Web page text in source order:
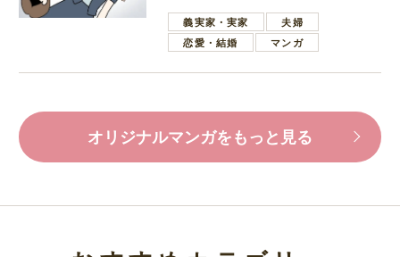
葉で励ます夫
義実家・実家
夫婦
恋愛・結婚
マンガ
オリジナルマンガをもっと見る